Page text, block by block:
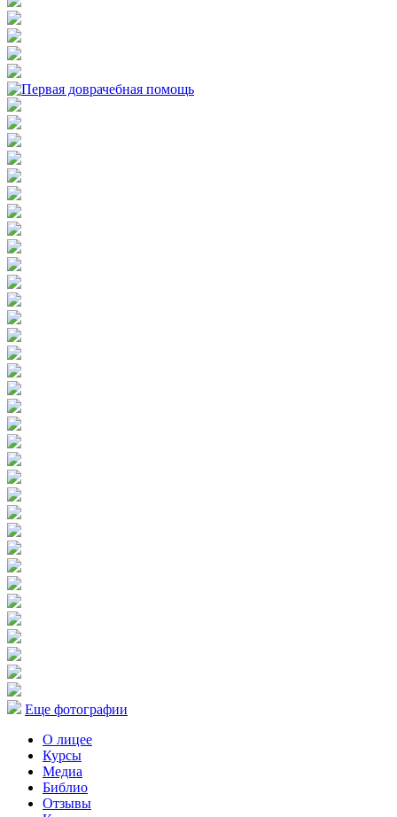
Еще фотографии
О лицее
Курсы
Медиа
Библио
Отзывы